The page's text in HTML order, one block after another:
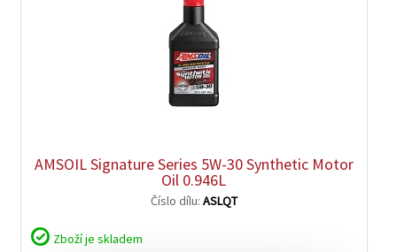
AMSOIL Signature Series 5W-30 Synthetic Motor
Oil 0.946L
Číslo dílu: ASLQT
Zboží je skladem
zobrazit